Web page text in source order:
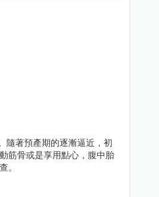
隨著預產期的逐漸逼近，初
筋骨或是享用點心，腹中胎
。